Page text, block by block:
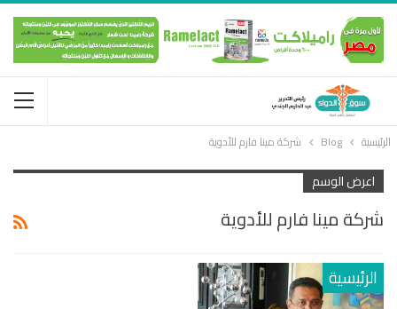
الرئيسية Blog شركة مينا فارم للأدوية
اعرض الوسم
شركة مينا فارم للأدوية
الرئيسية